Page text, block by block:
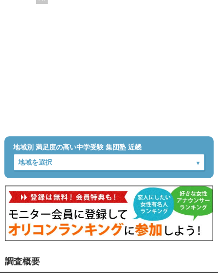
地域別 満足度の高い中学受験 集団塾 近畿
調査概要